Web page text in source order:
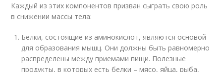
Каждый из этих компонентов призван сыграть свою роль
в снижении массы тела:
Белки, состоящие из аминокислот, являются основой
для образования мышц. Они должны быть равномерно
распределены между приемами пищи. Полезные
продукты, в которых есть белки – мясо, яйца, рыба,